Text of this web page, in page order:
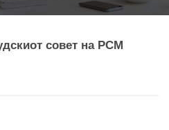
совет на РСМ